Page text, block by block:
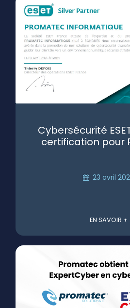
Cybersécurité
certification pour
23 avril
EN SAVOIR +